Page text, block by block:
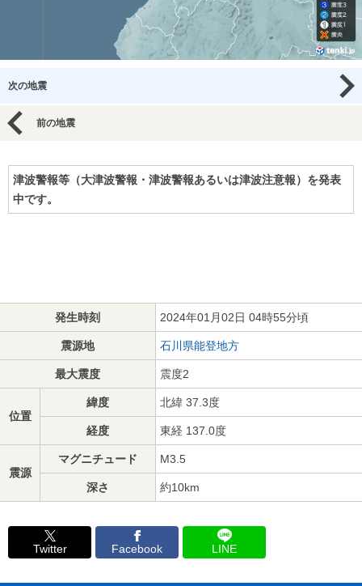
次の地震
前の地震
津波警報等（大津波警報・津波警報あるいは津波注意報）を発表
中です。
発生時刻 2024年01月02日 04時55分頃
震源地 石川県能登地方
最大震度 震度2
位置
緯度 北緯 37.3度
経度 東経 137.0度
震源
マグニチュード M3.5
深さ 約10km
Twitter Facebook LINE